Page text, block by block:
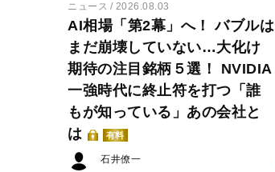
ニュース 2026.08.03
AI相場「第2幕」へ！ バブルは
まだ崩壊していない…大化け
期待の注目銘柄５選！ NVIDIA
一強時代に終止符を打つ「誰
もが知っている」あの会社と
は
有料
石井僚一